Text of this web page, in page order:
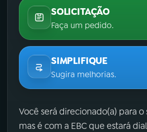
SOLICITAÇÃO
Faça um pedido.
SIMPLIFIQUE
Sugira melhorias.
Você será direcionado(a) para o
mas é com a EBC que estará